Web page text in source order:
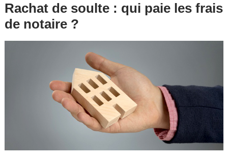
Rachat de soulte : qui paie les frais
de notaire ?